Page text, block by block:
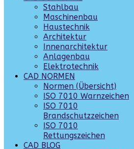
Stahlbau
Maschinenbau
Haustechnik
Architektur
Innenarchitektur
Anlagenbau
Elektrotechnik
CAD NORMEN
Normen (Übersicht)
ISO 7010 Warnzeichen
ISO 7010
Brandschutzzeichen
ISO 7010
Rettungszeichen
CAD BLOG